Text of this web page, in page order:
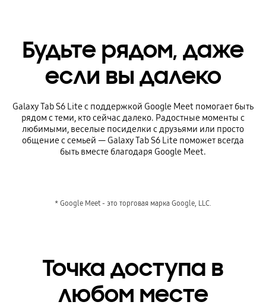
Будьте рядом, даже
если вы далеко
Galaxy Tab S6 Lite с поддержкой Google Meet помогает быть
рядом с теми, кто сейчас далеко. Радостные моменты с
любимыми, веселые посиделки с друзьями или просто
общение с семьей — Galaxy Tab S6 Lite поможет всегда
быть вместе благодаря Google Meet.
* Google Meet - это торговая марка Google, LLC.
Точка доступа в
любом месте